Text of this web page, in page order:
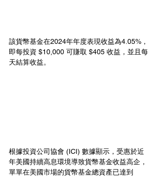
該貨幣基金在2024年年度表現收益為4.05%，
即每投資 $10,000 可賺取 $405 收益，並且每
天結算收益。
根據投資公司協會 (ICI) 數據顯示，受惠於近
年美國持續高息環境導致貨幣基金收益高企，
單單在美國市場的貨幣基金總資產已達到